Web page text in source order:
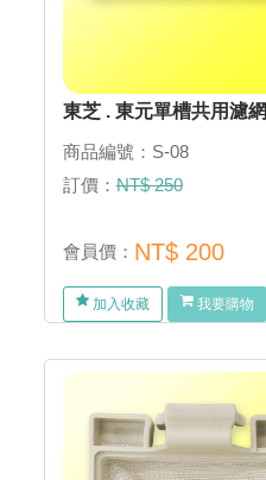
東芝 . 東元單槽共用濾網
商品編號：S-08
訂價：NT$ 250
會員價： NT$ 200
加入收藏 我要購物